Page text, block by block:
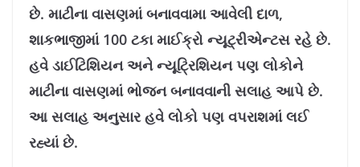
છે. માટીના વાસણમાં બનાવવામા આવેલી દાળ,
શાકભાજીમાં 100 ટકા માઈક્રો ન્યૂટ્રીએન્ટસ રહે છે.
હવે ડાઈટિશિયન અને ન્યૂટ્રિશિયન પણ લોકોને
માટીના વાસણમાં ભોજન બનાવવાની સલાહ આપે છે.
આ સલાહ અનુસાર હવે લોકો પણ વપરાશમાં લઈ
રહ્યાં છે.